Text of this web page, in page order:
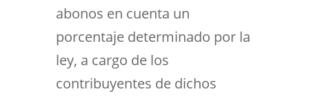
abonos en cuenta un
porcentaje determinado por la
ley, a cargo de los
contribuyentes de dichos